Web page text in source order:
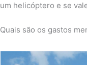
um helicóptero e se
Quais são os gastos